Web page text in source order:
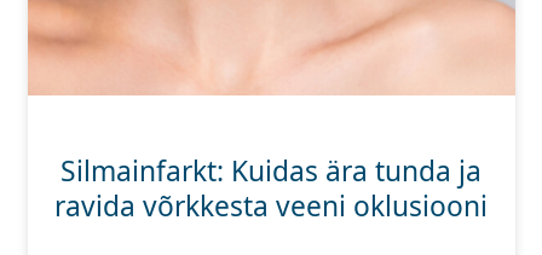
Persol
Prada
Silmainfarkt: Kuidas ära tunda ja
ravida võrkkesta veeni oklusiooni